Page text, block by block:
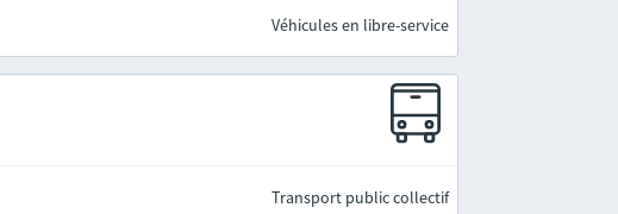
Véhicules en libre-service
Transport public collectif